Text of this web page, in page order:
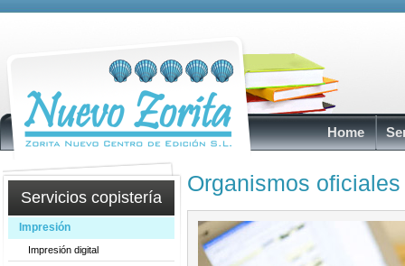
Servicios copistería
Impresión
Impresión digital
Organismos oficiales
Home